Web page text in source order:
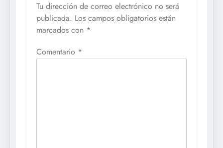
Tu dirección de correo electrónico no será
publicada. Los campos obligatorios están
marcados con *
Comentario *